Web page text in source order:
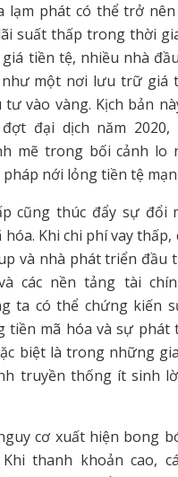
lạm phát có thể trở
suất thấp trong thời
tiền tệ, nhiều nhà
như một nơi lưu trữ giá
tư vào vàng. Kịch bản
đại dịch năm
mẽ trong bối cảnh lo
pháp nới lỏng tiền tệ
cũng thúc đẩy sự đổi
hóa. Khi chi phí vay
và nhà phát triển đầu
các nền tảng tài
ta có thể chứng kiến
tiền mã hóa và sự phát
biệt là trong những
truyền thống ít sinh
cơ xuất hiện bong
thanh khoản cao,